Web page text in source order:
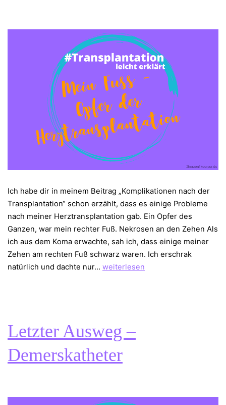
Ich habe dir in meinem Beitrag „Komplikationen nach der
Transplantation“ schon erzählt, dass es einige Probleme
nach meiner Herztransplantation gab. Ein Opfer des
Ganzen, war mein rechter Fuß. Nekrosen an den Zehen Als
ich aus dem Koma erwachte, sah ich, dass einige meiner
Zehen am rechten Fuß schwarz waren. Ich erschrak
natürlich und dachte nur… Mein
Herztransplantation
weiterlesen
Letzter Ausweg –
Demerskatheter